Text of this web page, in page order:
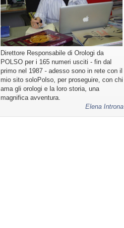
Direttore Responsabile di Orologi da
POLSO per i 165 numeri usciti - fin dal
primo nel 1987 - adesso sono in rete con il
mio sito soloPolso, per proseguire, con chi
ama gli orologi e la loro storia, una
magnifica avventura.
Elena Introna